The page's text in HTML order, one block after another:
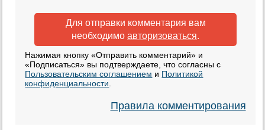
Для отправки комментария вам
необходимо авторизоваться.
Нажимая кнопку «Отправить комментарий» и
«Подписаться» вы подтверждаете, что согласны с
Пользовательским соглашением и Политикой
конфиденциальности
Правила комментирования